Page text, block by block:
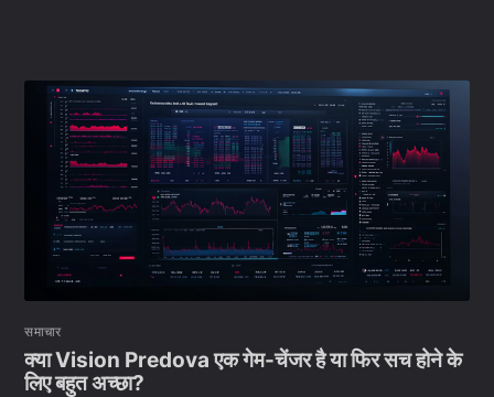
समाचार
क्या Vision Predova एक गेम-चेंजर है या फिर सच होने के
लिए बहुत अच्छा?